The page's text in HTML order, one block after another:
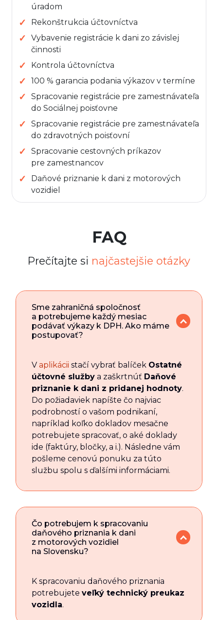
úradom
Rekonštrukcia účtovníctva
Vybavenie registrácie k dani zo závislej
činnosti
Kontrola účtovníctva
100 % garancia podania výkazov v termíne
Spracovanie registrácie pre zamestnávateľa
do Sociálnej poisťovne
Spracovanie registrácie pre zamestnávateľa
do zdravotných poisťovní
Spracovanie cestovných príkazov
pre zamestnancov
Daňové priznanie k dani z motorových
vozidiel
FAQ
Prečítajte si najčastejšie otázky
Sme zahraničná spoločnosť
a potrebujeme každý mesiac
podávať výkazy k DPH. Ako máme
postupovať?
V aplikácii stačí vybrať balíček Ostatné
účtovné služby a zaškrtnúť Daňové
priznanie k dani z pridanej hodnoty.
Do požiadaviek napíšte čo najviac
podrobností o vašom podnikaní,
napríklad koľko dokladov mesačne
potrebujete spracovať, o aké doklady
ide (faktúry, bločky, a i.). Následne vám
pošleme cenovú ponuku za túto
službu spolu s ďalšími informáciami.
Čo potrebujem k spracovaniu
daňového priznania k dani
z motorových vozidiel
na Slovensku?
K spracovaniu daňového priznania
potrebujete veľký technický preukaz
vozidla.